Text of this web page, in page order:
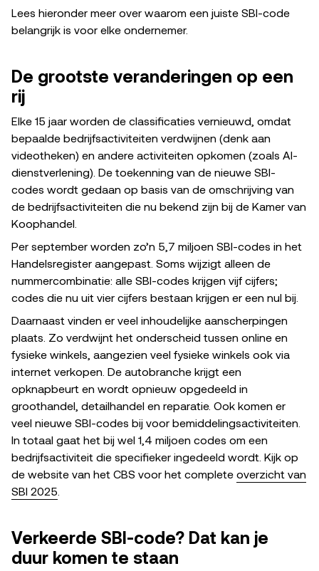
Lees hieronder meer over waarom een juiste SBI-code
belangrijk is voor elke ondernemer.
De grootste veranderingen op een
rij
Elke 15 jaar worden de classificaties vernieuwd, omdat
bepaalde bedrijfsactiviteiten verdwijnen (denk aan
videotheken) en andere activiteiten opkomen (zoals AI-
dienstverlening). De toekenning van de nieuwe SBI-
codes wordt gedaan op basis van de omschrijving van
de bedrijfsactiviteiten die nu bekend zijn bij de Kamer van
Koophandel.
Per september worden zo’n 5,7 miljoen SBI-codes in het
Handelsregister aangepast. Soms wijzigt alleen de
nummercombinatie: alle SBI-codes krijgen vijf cijfers;
codes die nu uit vier cijfers bestaan krijgen er een nul bij.
Daarnaast vinden er veel inhoudelijke aanscherpingen
plaats. Zo verdwijnt het onderscheid tussen online en
fysieke winkels, aangezien veel fysieke winkels ook via
internet verkopen. De autobranche krijgt een
opknapbeurt en wordt opnieuw opgedeeld in
groothandel, detailhandel en reparatie. Ook komen er
veel nieuwe SBI-codes bij voor bemiddelingsactiviteiten.
In totaal gaat het bij wel 1,4 miljoen codes om een
bedrijfsactiviteit die specifieker ingedeeld wordt. Kijk op
de website van het CBS voor het complete overzicht van
SBI 2025.
Verkeerde SBI-code? Dat kan je
duur komen te staan